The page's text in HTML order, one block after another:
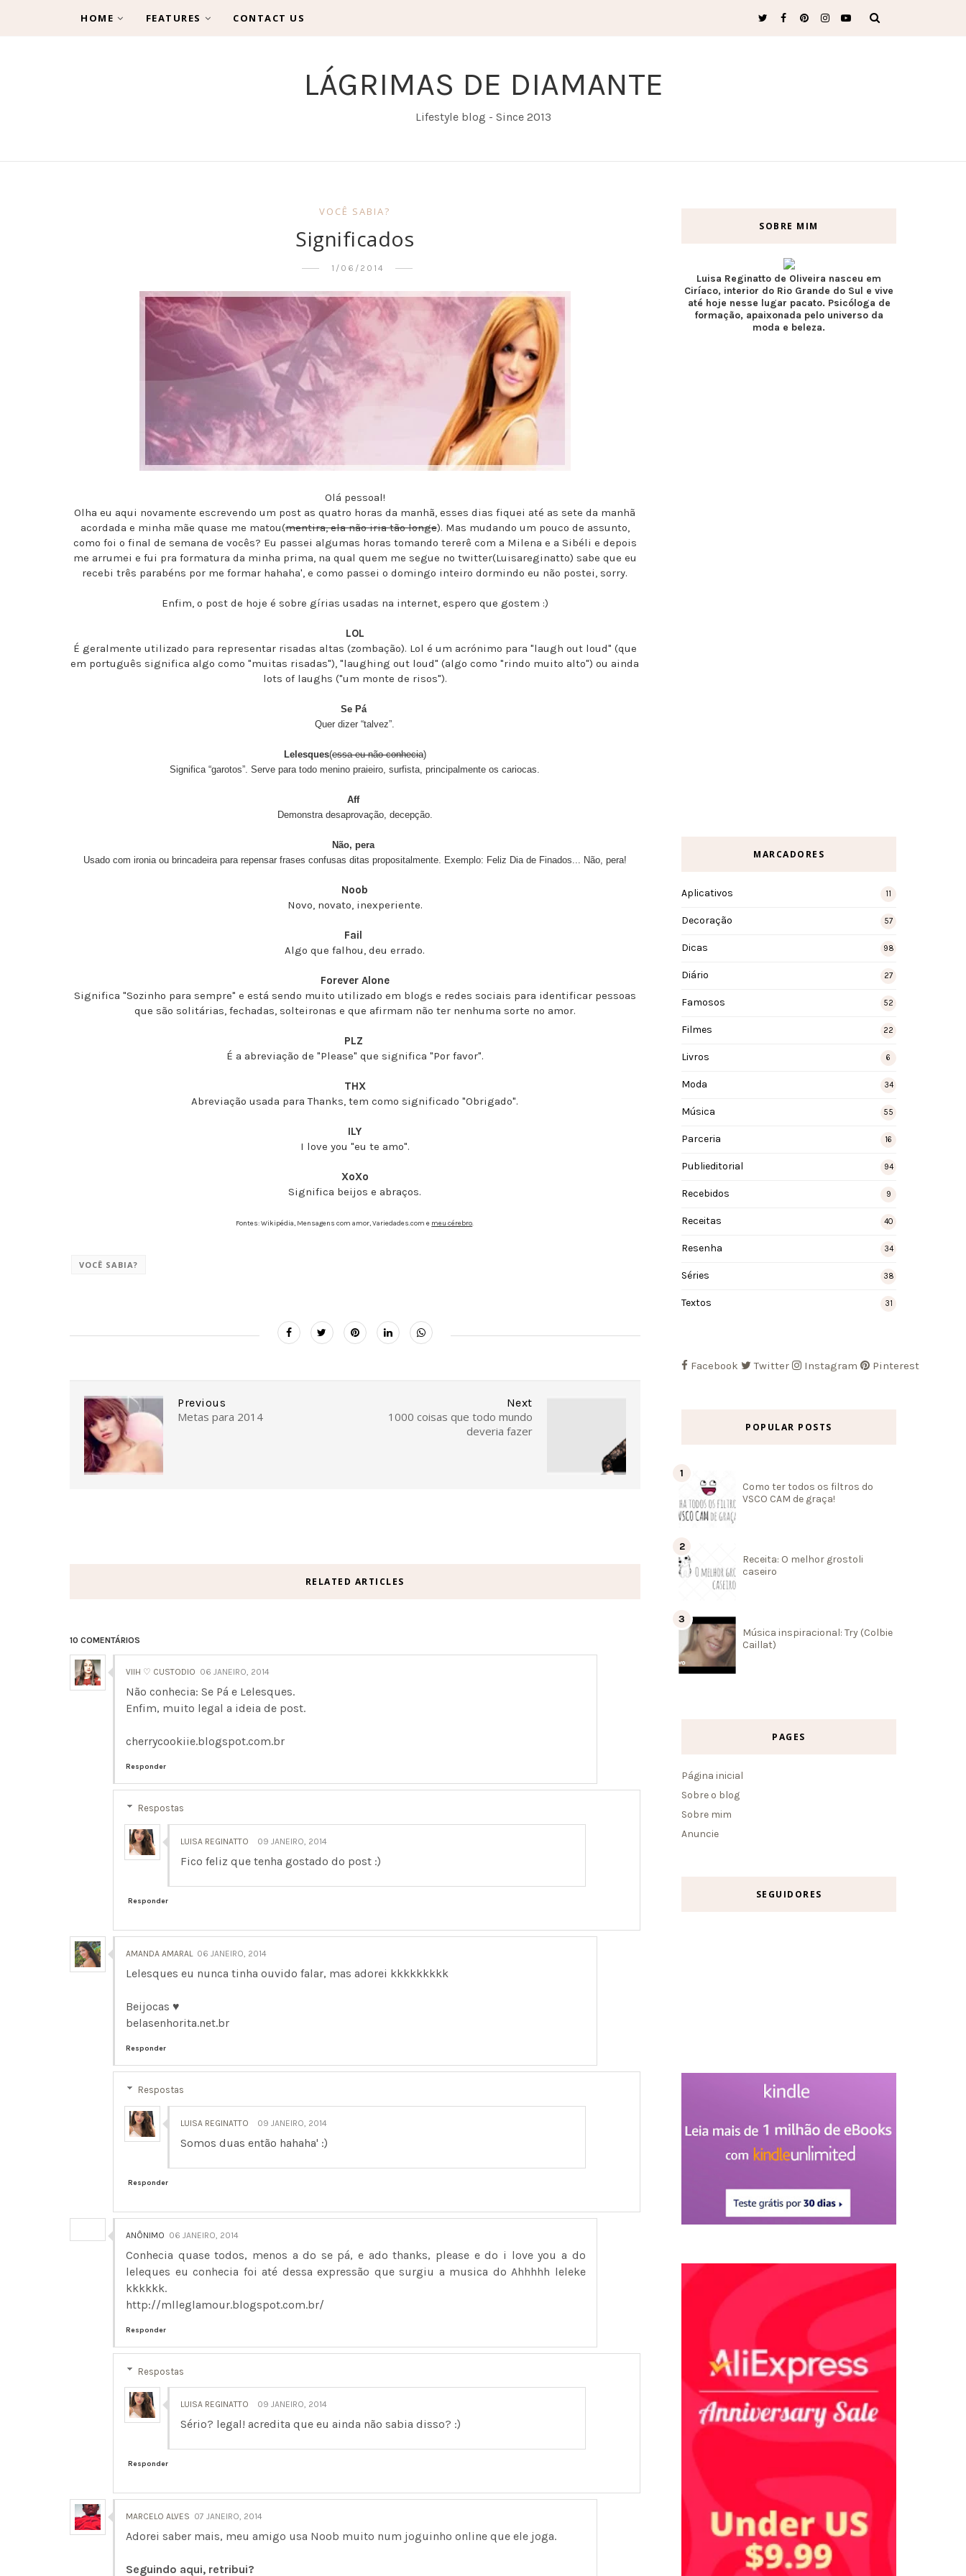
LÁGRIMAS DE DIAMANTE
Lifestyle blog - Since 2013
HOME FEATURES CONTACT US
VOCÊ SABIA?
Significados
1/06/2014
Olá pessoal!
Olha eu aqui novamente escrevendo um post as quatro horas da manhã, esses dias fiquei até as sete da manhã
acordada e minha mãe quase me matou(mentira, ela não iria tão longe). Mas mudando um pouco de assunto,
como foi o final de semana de vocês? Eu passei algumas horas tomando tererê com a Milena e a Sibéli e depois
me arrumei e fui pra formatura da minha prima, na qual quem me segue no twitter(Luisareginatto) sabe que eu
recebi três parabéns por me formar hahaha', e como passei o domingo inteiro dormindo eu não postei, sorry.
Enfim, o post de hoje é sobre gírias usadas na internet, espero que gostem :)
LOL
É geralmente utilizado para representar risadas altas (zombação). Lol é um acrónimo para "laugh out loud" (que
em português significa algo como "muitas risadas"), "laughing out loud" (algo como "rindo muito alto") ou ainda
lots of laughs ("um monte de risos").
Se Pá
Quer dizer “talvez”.
Lelesques(essa eu não conhecia)
Significa “garotos”. Serve para todo menino praieiro, surfista, principalmente os cariocas.
Aff
Demonstra desaprovação, decepção.
Não, pera
Usado com ironia ou brincadeira para repensar frases confusas ditas propositalmente. Exemplo: Feliz Dia de Finados... Não, pera!
Noob
Novo, novato, inexperiente.
Fail
Algo que falhou, deu errado.
Forever Alone
Significa "Sozinho para sempre" e está sendo muito utilizado em blogs e redes sociais para identificar pessoas
que são solitárias, fechadas, solteironas e que afirmam não ter nenhuma sorte no amor.
PLZ
É a abreviação de "Please" que significa "Por favor".
THX
Abreviação usada para Thanks, tem como significado "Obrigado".
ILY
I love you "eu te amo".
XoXo
Significa beijos e abraços.
Fontes: Wikipédia, Mensagens com amor, Variedades.com e meu cérebro.
VOCÊ SABIA?
Next
1000 coisas que todo mundo
deveria fazer
Previous
Metas para 2014
RELATED ARTICLES
10 COMENTÁRIOS
VIIH ♡ CUSTODIO 06 JANEIRO, 2014
Não conhecia: Se Pá e Lelesques.
Enfim, muito legal a ideia de post.
cherrycookiie.blogspot.com.br
Responder
Respostas
LUISA REGINATTO 09 JANEIRO, 2014
Fico feliz que tenha gostado do post :)
Responder
AMANDA AMARAL 06 JANEIRO, 2014
Lelesques eu nunca tinha ouvido falar, mas adorei kkkkkkkkk
Beijocas ♥
belasenhorita.net.br
Responder
Respostas
LUISA REGINATTO 09 JANEIRO, 2014
Somos duas então hahaha' :)
Responder
ANÔNIMO 06 JANEIRO, 2014
Conhecia quase todos, menos a do se pá, e ado thanks, please e do i love you a do
leleques eu conhecia foi até dessa expressão que surgiu a musica do Ahhhhh leleke
kkkkkk.
http://mlleglamour.blogspot.com.br/
Responder
Respostas
LUISA REGINATTO 09 JANEIRO, 2014
Sério? legal! acredita que eu ainda não sabia disso? :)
Responder
MARCELO ALVES 07 JANEIRO, 2014
Adorei saber mais, meu amigo usa Noob muito num joguinho online que ele joga.
Seguindo aqui, retribui?
SOBRE MIM
Luisa Reginatto de Oliveira nasceu em
Ciríaco, interior do Rio Grande do Sul e vive
até hoje nesse lugar pacato. Psicóloga de
formação, apaixonada pelo universo da
moda e beleza.
MARCADORES
Aplicativos 11
Decoração 57
Dicas 98
Diário 27
Famosos 52
Filmes 22
Livros 6
Moda 34
Música 55
Parceria 16
Publieditorial 94
Recebidos 9
Receitas 40
Resenha 34
Séries 38
Textos 31
Facebook Twitter Instagram Pinterest
POPULAR POSTS
Como ter todos os filtros do
VSCO CAM de graça!
Receita: O melhor grostoli
caseiro
Música inspiracional: Try (Colbie
Caillat)
PAGES
Página inicial
Sobre o blog
Sobre mim
Anuncie
SEGUIDORES